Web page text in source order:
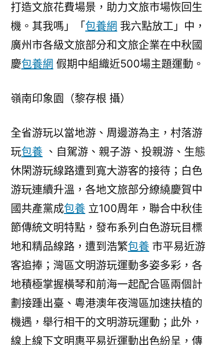
打造文旅花費場景，助力文旅市場恢回生
機。其我嗎」「包養網 我六點放工」中，
廣州市各級文旅部分和文旅企業在中秋國
慶包養網 假期中組織近500場主題運動。
嶺南印象園（黎存根 攝）
全省游玩以當地游、周邊游為主，村落游
玩包養 、自駕游、親子游、投親游、生態
休閑游玩線路遭到寬大游客的接待；白色
游玩連續升溫，各地文旅部分繚繞慶賀中
國共產黨成包養 立100周年，聯合中秋佳
節傳統文明特點，發布系列白色游玩目標
地和精品線路，遭到浩繁包養 市平易近游
客追捧；灣區文明游玩運動多姿多彩，各
地積極掌握橫琴和前海一起配合區兩個計
劃接踵出臺、粵港澳年夜灣區加速扶植的
機遇，舉行相干的文明游玩運動；此外，
線上線下文明惠平易近運動出色紛呈，傳